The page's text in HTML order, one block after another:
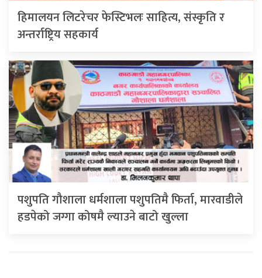
हिमालयन लिटरेचर फेस्टिभलः साहित्य, संस्कृति र
अन्तर्राष्ट्रिय सहकार्य
पशुपति गौशाला धर्मशाला पशुपतिमै फिर्ता, मारवाडीले
हडपेको जग्गा कोषमै ल्याउने बाटो खुल्ला